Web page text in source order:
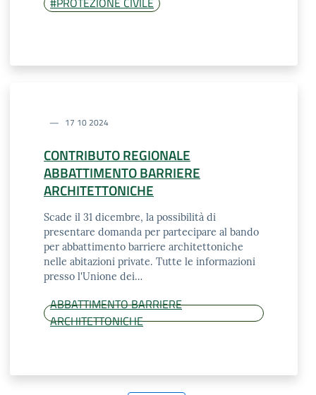
17 10 2024
CONTRIBUTO REGIONALE
ABBATTIMENTO BARRIERE
ARCHITETTONICHE
Scade il 31 dicembre, la possibilità di
presentare domanda per partecipare al bando
per abbattimento barriere architettoniche
nelle abitazioni private. Tutte le informazioni
presso l'Unione dei…
ABBATTIMENTO BARRIERE
ARCHITETTONICHE